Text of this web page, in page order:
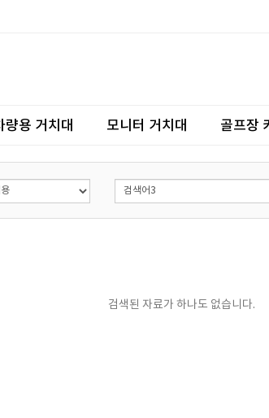
량용 거치대 모니터 거치대 골프장
검색된 자료가 하나도 없습니다.